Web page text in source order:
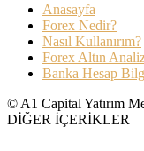
Anasayfa
Forex Nedir?
Nasıl Kullanırım?
Forex Altın
Banka Hesap
© A1 Capital Yatırım
DİĞER İÇERİKLER